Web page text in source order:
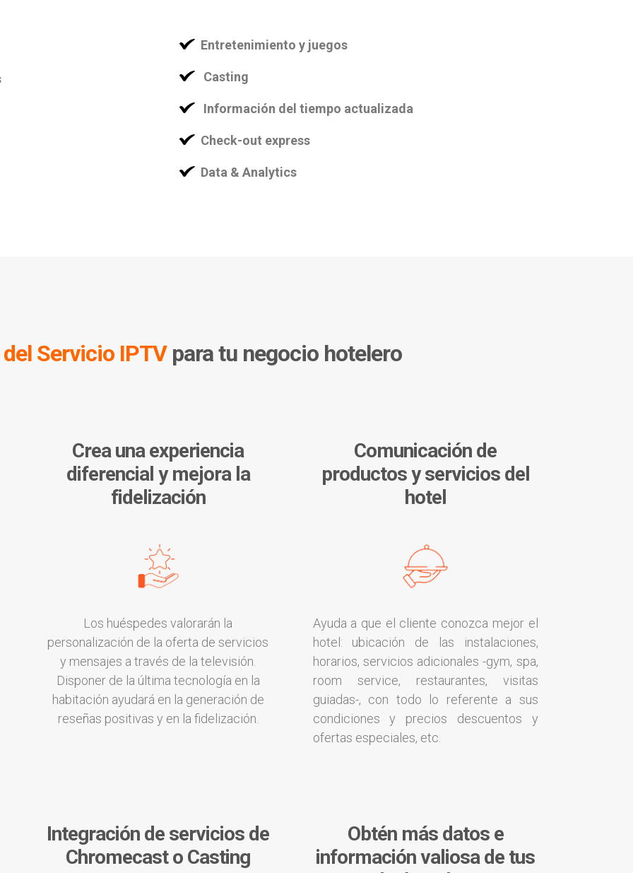
Entretenimiento y juegos
Casting
Información del tiempo actualizada
Check-out express
Data & Analytics
Servicio IPTVpara tu negocio hotelero
Crea una experiencia
diferencial y mejora la
fidelización
Los huéspedes valorarán la
personalización de la oferta de servicios
y mensajes a través de la televisión.
Disponer de la última tecnología en la
habitación ayudará en la generación de
reseñas positivas y en la fidelización.
Comunicación de
productos y servicios del
hotel
Ayuda a que el cliente conozca mejor el
hotel: ubicación de las instalaciones,
horarios, servicios adicionales -gym, spa,
room service, restaurantes, visitas
guiadas-, con todo lo referente a sus
condiciones y precios descuentos y
ofertas especiales, etc.
Integración de servicios de
Chromecast o Casting
Obtén más datos e
información valiosa de tus